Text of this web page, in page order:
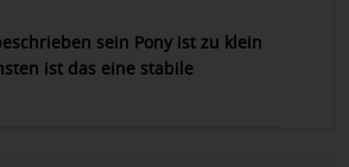
sein Pony ist zu klein
ist das eine stabile